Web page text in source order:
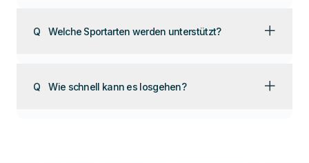
Q Welche Sportarten werden unterstützt? ＋
Q Wie schnell kann es losgehen? ＋